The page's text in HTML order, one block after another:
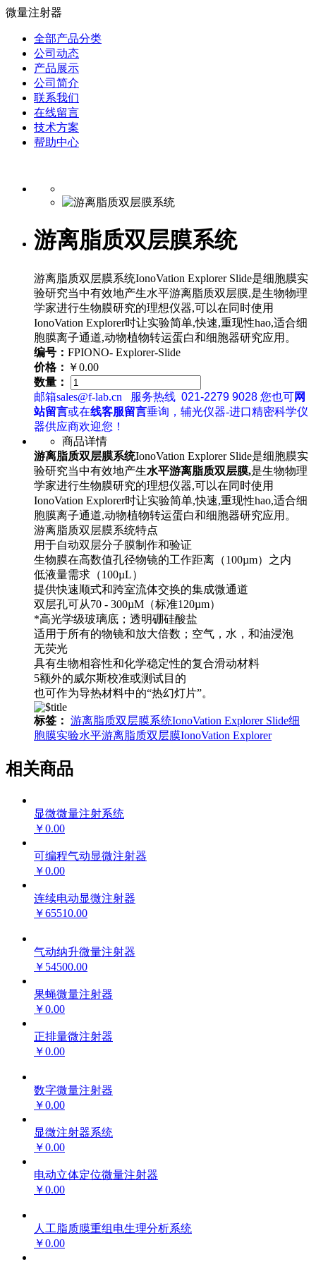
微量注射器
全部产品分类
公司动态
产品展示
公司简介
联系我们
在线留言
技术方案
帮助中心
游离脂质双层膜系统
游离脂质双层膜系统IonoVation Explorer Slide是细胞膜实
验研究当中有效地产生水平游离脂质双层膜,是生物物理
学家进行生物膜研究的理想仪器,可以在同时使用
IonoVation Explorer时让实验简单,快速,重现性hao,适合细
胞膜离子通道,动物植物转运蛋白和细胞器研究应用。
编号： FPIONO- Explorer-Slide
价格： ￥0.00
数量：
邮箱sales@f-lab.cn
服务热线 021-2279 9028 您也可网
站留言或在线客服留言垂询，辅光仪器-进口精密科学仪
器供应商欢迎您！
商品详情
游离脂质双层膜系统IonoVation Explorer Slide是细胞膜实
验研究当中有效地产生水平游离脂质双层膜,是生物物理
学家进行生物膜研究的理想仪器,可以在同时使用
IonoVation Explorer时让实验简单,快速,重现性hao,适合细
胞膜离子通道,动物植物转运蛋白和细胞器研究应用。
游离脂质双层膜系统特点
用于自动双层分子膜制作和验证
生物膜在高数值孔径物镜的工作距离（100µm）之内
低液量需求（100µL）
提供快速顺式和跨室流体交换的集成微通道
双层孔可从70 - 300µM（标准120µm）
*高光学级玻璃底；透明硼硅酸盐
适用于所有的物镜和放大倍数；空气，水，和油浸泡
无荧光
具有生物相容性和化学稳定性的复合滑动材料
5额外的威尔斯校准或测试目的
也可作为导热材料中的“热幻灯片”。
标签： 游离脂质双层膜系统IonoVation Explorer Slide细
胞膜实验水平游离脂质双层膜IonoVation Explorer
相关商品
显微微量注射系统
￥0.00
可编程气动显微注射器
￥0.00
连续电动显微注射器
￥65510.00
气动纳升微量注射器
￥54500.00
果蝇微量注射器
￥0.00
正排量微注射器
￥0.00
数字微量注射器
￥0.00
显微注射器系统
￥0.00
电动立体定位微量注射器
￥0.00
人工脂质膜重组电生理分析系统
￥0.00